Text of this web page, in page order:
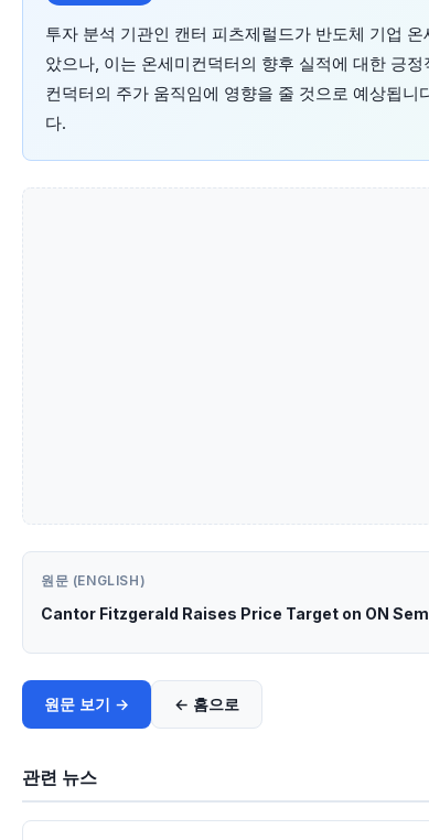
투자 분석 기관인 캔터 피츠제럴드가 반도체 기업
았으나, 이는 온세미컨덕터의 향후 실적에 대한 긍
컨덕터의 주가 움직임에 영향을 줄 것으로 예상됩
다.
원문 (ENGLISH)
Cantor Fitzgerald Raises Price Target on ON
원문 보기 → ← 홈으로
관련 뉴스